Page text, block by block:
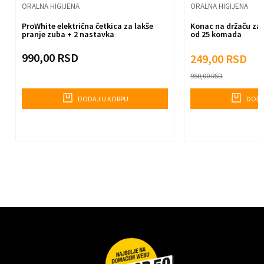
Pošalji
ORALNA HIGIJENA
ProWhite električna četkica za lakše
pranje zuba + 2 nastavka
990,00 RSD
DODAJ U KORPU
ORALNA HIGIJENA
Konac na držaču
od 25 komada
249,00 RSD
950,00RSD